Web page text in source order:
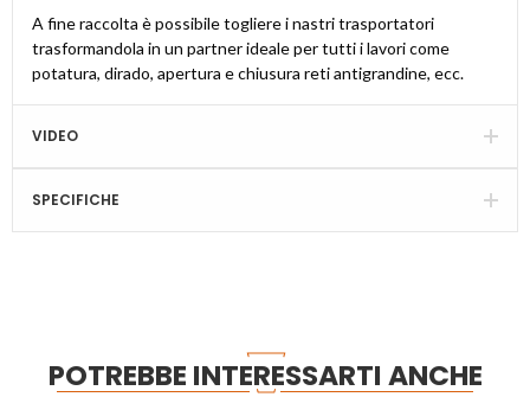
A fine raccolta è possibile togliere i nastri trasportatori
trasformandola in un partner ideale per tutti i lavori come
potatura, dirado, apertura e chiusura reti antigrandine, ecc.
VIDEO
SPECIFICHE
POTREBBE INTERESSARTI ANCHE